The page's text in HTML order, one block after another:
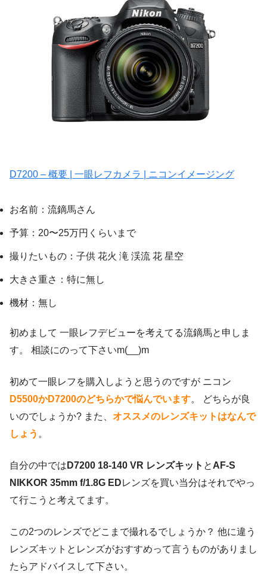
D7200 – 概要 | 一眼レフカメラ | ニコンイメージング
お名前：流鏑馬さん
予算：20〜25万円くらいまで
撮りたいもの：子供 花火 滝 渓流 花 星空
大きさ重さ：特に無し
機材：無し
初めまして 一眼レフデビューを考えてる流鏑馬と申しま
す。 相談にのって下さいm(__)m
初めて一眼レフを購入しようと思うのですが ニコン
D5500かD7200のどちらかで悩んでいます。 どちらが良
いのでしょうか? また、 オススメのレンズキットはなんで
しょう 。
自分の中では D7200 18-140 VR レンズキット と AF-S
NIKKOR 35mm f/1.8G EDレンズを買い当分はそれでやっ
て行こうと考えてます。
この2つのレンズでどこまで撮れるでしょうか？ 他に違う
レンズキットとレンズがおすすめって言うものがありまし
たらアドバイスして下さい。